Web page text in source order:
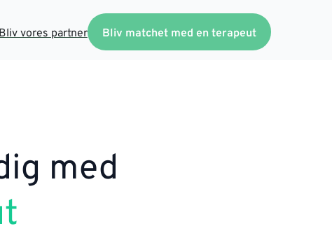
Bliv vores partner Bliv matchet med en terapeut
med